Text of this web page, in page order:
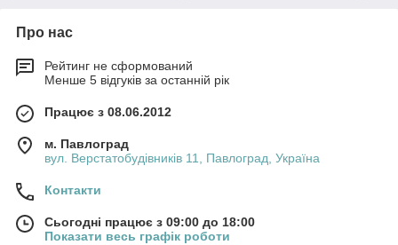
Про нас
Рейтинг не сформований
Менше 5 відгуків за останній рік
Працює з 08.06.2012
м. Павлоград
вул. Верстатобудівників 11, Павлоград, Україна
Контакти
Сьогодні працює з 09:00 до 18:00
Показати весь графік роботи